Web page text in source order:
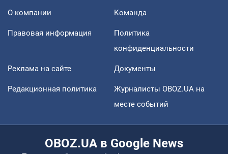
О компании Команда
Правовая информация
Политика
конфиденциальности
Реклама на сайте Документы
Редакционная политика
Журналисты OBOZ.UA на
месте событий
OBOZ.UA в Google News